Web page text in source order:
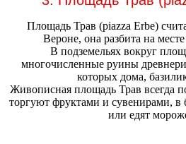
Площадь Трав (piazza Erbe)
Вероне, она разбита на
В подземельях вокруг
многочисленные руины
которых дома,
Живописная площадь Трав всегда
торгуют фруктами и сувенирами, в
или едят